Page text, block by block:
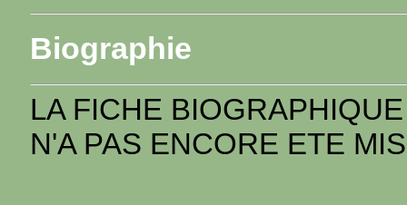
Biographie
LA FICHE
N'A PAS ENCORE ETE